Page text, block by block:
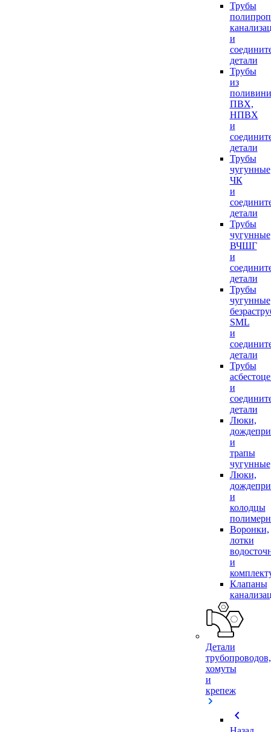
Трубы
и
детали
Трубы
из
ПВХ,
НПВХ
и
детали
Трубы
чугунные
ЧК
и
детали
Трубы
чугунные
ВЧШГ
и
детали
Трубы
чугунные
SML
и
детали
Трубы
и
детали
Люки,
и
трапы
чугунные
Люки,
и
колодцы
Воронки,
лотки
и
Клапаны
Детали
трубопроводов,
хомуты
и
крепеж
chevron_left